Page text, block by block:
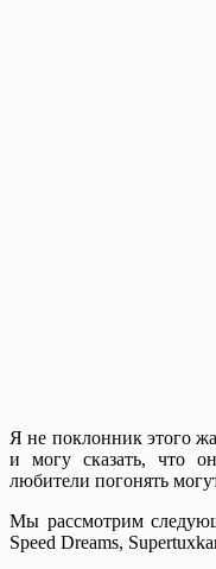
Я не поклонник этого
и могу сказать, что
любители погонять
Мы рассмотрим
Speed Dreams,